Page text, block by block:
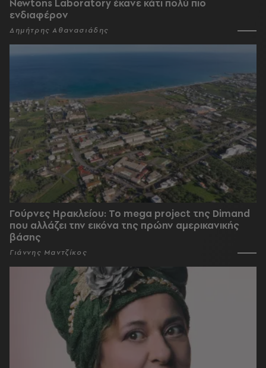
Newtons Laboratory έκανε κάτι πολύ πιο
ενδιαφέρον
Δημήτρης Αθανασιάδης
Γούρνες Ηρακλείου: To mega project της Dimand
που αλλάζει την εικόνα της πρώην αμερικανικής
βάσης
Γιάννης Μαντζίκος